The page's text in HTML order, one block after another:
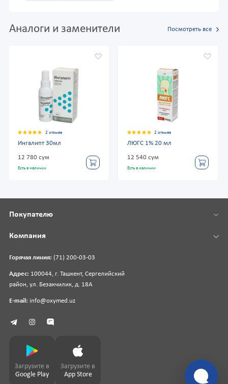
Аналоги и заменители Посмотреть все
2 отзыва
Ингалипт 30мл
12 780 сум
Есть в наличии
2 отзыва
ЛЮГС 1% 20 мл
12 540 сум
Есть в наличии
Горячая линия: (71) 200-03-03
Адрес: 100044, г. Ташкент, Сергелийский
район, ул. Безакчилик, д. 18А
E-mail: info@oxymed.uz
Покупателю
Компания
Загрузите в
Google Play
Загрузите в
App Store